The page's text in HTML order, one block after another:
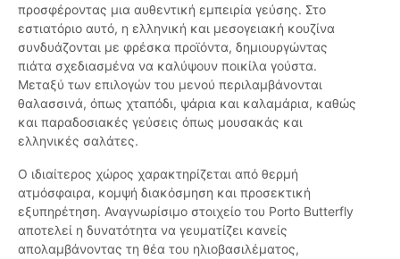
προσφέροντας μια αυθεντική εμπειρία γεύσης. Στο
εστιατόριο αυτό, η ελληνική και μεσογειακή κουζίνα
συνδυάζονται με φρέσκα προϊόντα, δημιουργώντας
πιάτα σχεδιασμένα να καλύψουν ποικίλα γούστα.
Μεταξύ των επιλογών του μενού περιλαμβάνονται
θαλασσινά, όπως χταπόδι, ψάρια και καλαμάρια, καθώς
και παραδοσιακές γεύσεις όπως μουσακάς και
ελληνικές σαλάτες.
Ο ιδιαίτερος χώρος χαρακτηρίζεται από θερμή
ατμόσφαιρα, κομψή διακόσμηση και προσεκτική
εξυπηρέτηση. Αναγνωρίσιμο στοιχείο του Porto Butterfly
αποτελεί η δυνατότητα να γευματίζει κανείς
απολαμβάνοντας τη θέα του ηλιοβασιλέματος,